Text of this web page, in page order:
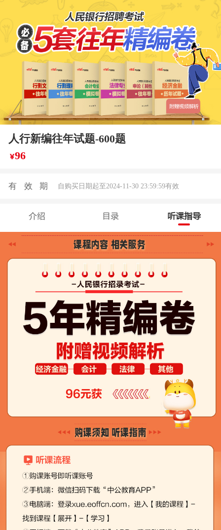
人行新编往年试题-600题
￥96
有效期 自购买日期起至2024-11-30 23:59:59有效
介绍 目录 听课指导